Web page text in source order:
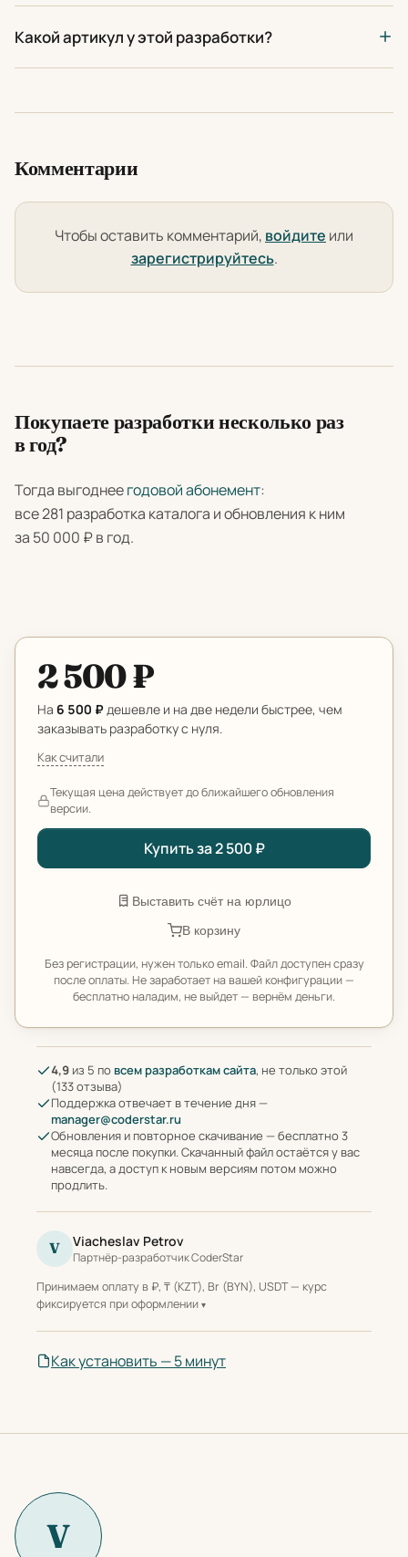
Какой артикул у этой разработки?
Комментарии
Чтобы оставить комментарий, войдите или
зарегистрируйтесь.
Покупаете разработки несколько раз
в год?
Тогда выгоднеегодовой абонемент:
все 281 разработка каталога и обновления к ним
за 50 000 ₽ в год.
2 500 ₽
На 6 500 ₽ дешевле и на две недели быстрее, чем
заказывать разработку с нуля.
Как считали
Текущая цена действует до ближайшего обновления
версии.
Купить за 2 500 ₽
Выставить счёт на юрлицо
В корзину
Без регистрации, нужен только email. Файл доступен сразу
после оплаты. Не заработает на вашей конфигурации —
бесплатно наладим, не выйдет — вернём деньги.
4,9 из 5 по всем разработкам сайта, не только этой
(133 отзыва)
Поддержка отвечает в течение дня —
manager@coderstar.ru
Обновления и повторное скачивание — бесплатно 3
месяца после покупки. Скачанный файл остаётся у вас
навсегда, а доступ к новым версиям потом можно
продлить.
V Viacheslav Petrov
Партнёр-разработчик CoderStar
Принимаем оплату в ₽, ₸ (KZT), Br (BYN), USDT — курс
фиксируется при оформлении
Как установить — 5 минут
V